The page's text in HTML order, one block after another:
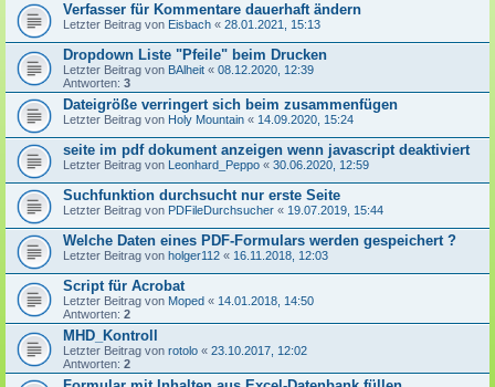
Verfasser für Kommentare dauerhaft ändern
Letzter Beitrag von Eisbach « 28.01.2021, 15:13
Dropdown Liste "Pfeile" beim Drucken
Letzter Beitrag von BAlheit « 08.12.2020, 12:39
Antworten: 3
Dateigröße verringert sich beim zusammenfügen
Letzter Beitrag von Holy Mountain « 14.09.2020, 15:24
seite im pdf dokument anzeigen wenn javascript deaktiviert
Letzter Beitrag von Leonhard_Peppo « 30.06.2020, 12:59
Suchfunktion durchsucht nur erste Seite
Letzter Beitrag von PDFileDurchsucher « 19.07.2019, 15:44
Welche Daten eines PDF-Formulars werden gespeichert ?
Letzter Beitrag von holger112 « 16.11.2018, 12:03
Script für Acrobat
Letzter Beitrag von Moped « 14.01.2018, 14:50
Antworten: 2
MHD_Kontroll
Letzter Beitrag von rotolo « 23.10.2017, 12:02
Antworten: 2